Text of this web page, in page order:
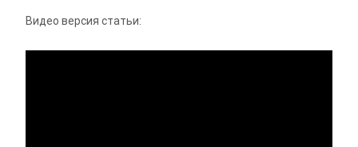
Видео версия статьи: